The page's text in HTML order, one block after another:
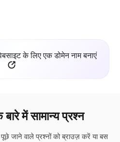
के लिए एक डोमेन नाम बनाएं
में सामान्य प्रश्न
जाने वाले प्रश्नों को ब्राउज़ करें या बस